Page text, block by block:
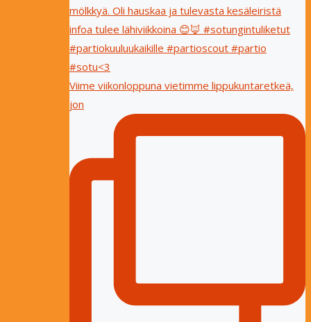
Viime viikonloppuna vietimme lippukuntaretkeä,
jon